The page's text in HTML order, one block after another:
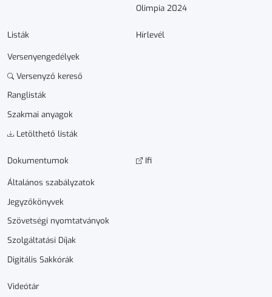
Olimpia 2024
Listák
Versenyengedélyek
Versenyző kereső
Ranglisták
Szakmai anyagok
Letölthető listák
Hírlevél
Dokumen­­tumok
Általános szabályzatok
Jegyzőkönyvek
Szövetségi nyomtatványok
Szolgáltatási Díjak
Digitális Sakkórák
Ifi
Videótár